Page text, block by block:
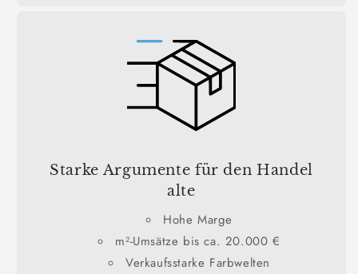
Starke Argumente für den Handel
alte
Hohe Marge
m²-Umsätze bis ca. 20.000 €
Verkaufsstarke Farbwelten